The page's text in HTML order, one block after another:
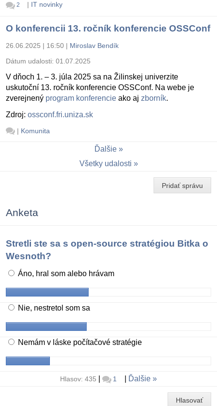
2 | IT novinky
O konferencii 13. ročník konferencie OSSConf
26.06.2025 | 16:50 | Miroslav Bendík
Dátum udalosti: 01.07.2025
V dňoch 1. – 3. júla 2025 sa na Žilinskej univerzite
uskutoční 13. ročník konferencie OSSConf. Na webe je
zverejnený program konferencie ako aj zborník.
Zdroj: ossconf.fri.uniza.sk
| Komunita
Ďalšie
Všetky udalosti
Pridať správu
Anketa
Stretli ste sa s open-source stratégiou Bitka o
Wesnoth?
Áno, hral som alebo hrávam
Nie, nestretol som sa
Nemám v láske počítačové stratégie
Hlasov: 435 1 Ďalšie
Hlasovať